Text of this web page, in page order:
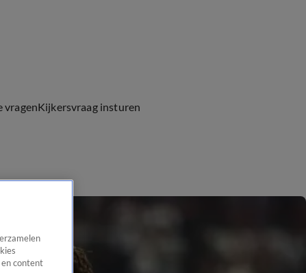
vragenKijkersvraag insturen
content